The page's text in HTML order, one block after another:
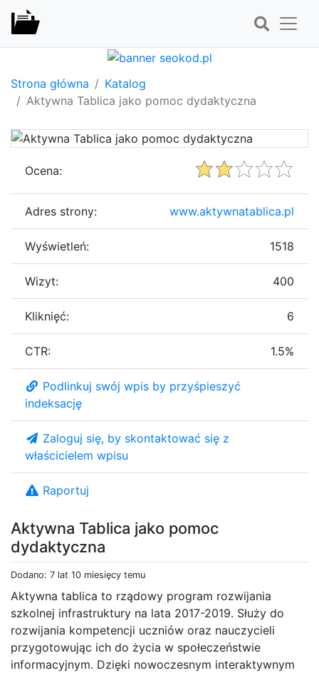
Strona główna
Katalog
Aktywna Tablica jako pomoc dydaktyczna
Aktywna Tablica jako pomoc
dydaktyczna
Dodano: 7 lat 10 miesięcy temu
Aktywna tablica to rządowy program rozwijania
szkolnej infrastruktury na lata 2017-2019. Służy do
rozwijania kompetencji uczniów oraz nauczycieli
przygotowując ich do życia w społeczeństwie
informacyjnym. Dzięki nowoczesnym interaktywnym
Ocena:
Adres strony: www.aktywnatablica.pl
Wyświetleń: 1518
Wizyt: 400
Kliknięć: 6
CTR: 1.5%
Podlinkuj swój wpis by przyśpieszyć
indeksację
Zaloguj się, by skontaktować się z
właścicielem wpisu
Raportuj